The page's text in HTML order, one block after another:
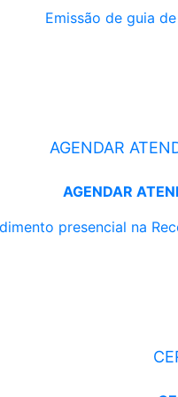
Emissão de guia
AGENDAR
AGENDAR
presencial na